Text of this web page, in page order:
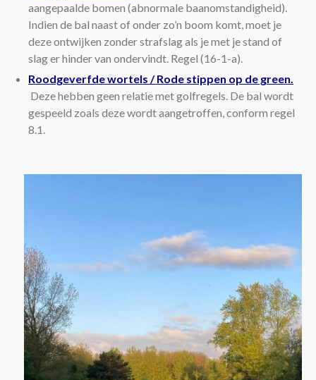
aangepaalde bomen (abnormale baanomstandigheid).
Indien de bal naast of onder zo’n boom komt, moet je
deze ontwijken zonder strafslag als je met je stand of
slag er hinder van ondervindt. Regel (16-1-a).
Roodgeverfde wortels / Rode stippen op de green.
Deze hebben geen relatie met golfregels. De bal wordt
gespeeld zoals deze wordt aangetroffen, conform regel
8.1.